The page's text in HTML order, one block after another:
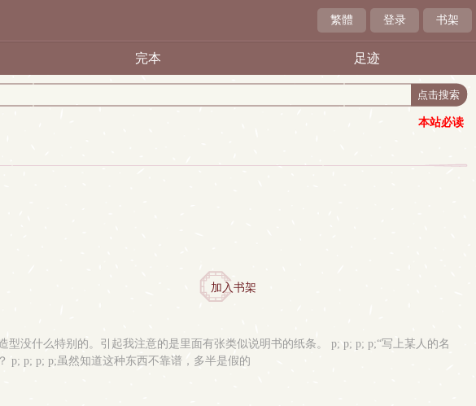
繁體 登录 书架
完本 足迹
本站必读
加入书架
没什么特别的。引起我注意的是里面有张类似说明书的纸条。 p; p; p; p;“写上某人的名
p; p; p; p;虽然知道这种东西不靠谱，多半是假的